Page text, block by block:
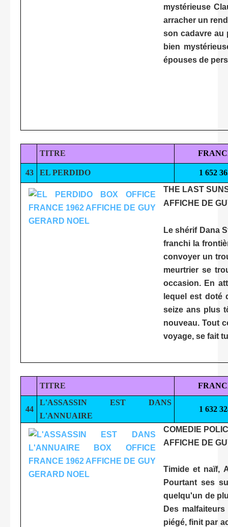
mystérieuse
arracher un
son cadavre au
bien
épouses de
TITRE
43 EL PERDIDO
1 652
THE LAST
AFFICHE DE
Le shérif Dana
franchi la
convoyer un
meurtrier se
occasion. En
lequel est doté
seize ans plus
nouveau. Tout
voyage, se fait
TITRE
44
L'ASSASSIN EST DANS
L'ANNUAIRE
1 632
COMEDIE
AFFICHE DE
Timide et naïf,
Pourtant ses
quelqu'un de
Des
piégé, finit par